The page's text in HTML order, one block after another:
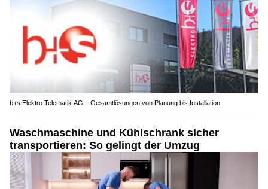
b+s Elektro Telematik AG – Gesamtlösungen von Planung bis Installation
Waschmaschine und Kühlschrank sicher
transportieren: So gelingt der Umzug